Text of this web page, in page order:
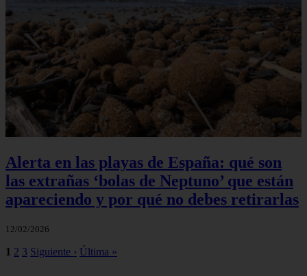
Alerta en las playas de España: qué son
las extrañas ‘bolas de Neptuno’ que están
apareciendo y por qué no debes retirarlas
12/02/2026
1 2 3 Siguiente › Última »